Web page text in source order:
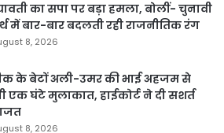
का सपा पर बड़ा हमला, बोलीं- चुनावी
में बार-बार बदलती रही राजनीतिक रंग
8, 2026
के बेटों अली-उमर की भाई अहजम से
एक घंटे मुलाकात, हाईकोर्ट ने दी सशर्त
8, 2026